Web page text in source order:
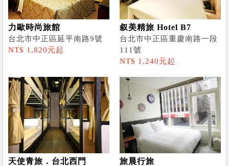
力歐時尚旅館
台北市中正區延平南路9號
NT$ 1,820元起
叙美精旅 Hotel B7
台北市中正區重慶南路一段
111號
NT$ 1,240元起
天使青旅．台北西門
旅晨行旅